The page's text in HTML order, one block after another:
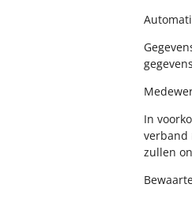
In
verband
zullen